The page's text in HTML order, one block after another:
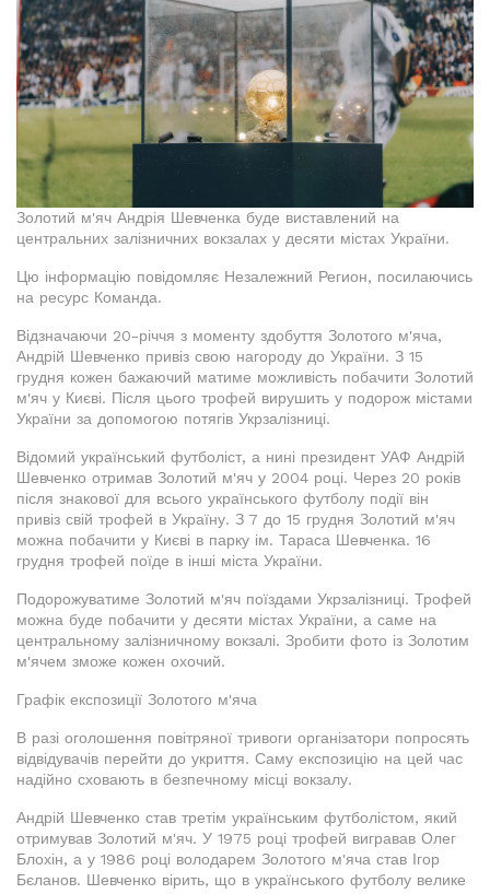
Золотий м'яч Андрія Шевченка буде виставлений на
центральних залізничних вокзалах у десяти містах України.
Цю інформацію повідомляє Незалежний Регион, посилаючись
на ресурс Команда.
Відзначаючи 20-річчя з моменту здобуття Золотого м'яча,
Андрій Шевченко привіз свою нагороду до України. З 15
грудня кожен бажаючий матиме можливість побачити Золотий
м'яч у Києві. Після цього трофей вирушить у подорож містами
України за допомогою потягів Укрзалізниці.
Відомий український футболіст, а нині президент УАФ Андрій
Шевченко отримав Золотий м'яч у 2004 році. Через 20 років
після знакової для всього українського футболу події він
привіз свій трофей в Україну. З 7 до 15 грудня Золотий м'яч
можна побачити у Києві в парку ім. Тараса Шевченка. 16
грудня трофей поїде в інші міста України.
Подорожуватиме Золотий м'яч поїздами Укрзалізниці. Трофей
можна буде побачити у десяти містах України, а саме на
центральному залізничному вокзалі. Зробити фото із Золотим
м'ячем зможе кожен охочий.
Графік експозиції Золотого м'яча
В разі оголошення повітряної тривоги організатори попросять
відвідувачів перейти до укриття. Саму експозицію на цей час
надійно сховають в безпечному місці вокзалу.
Андрій Шевченко став третім українським футболістом, який
отримував Золотий м'яч. У 1975 році трофей вигравав Олег
Блохін, а у 1986 році володарем Золотого м'яча став Ігор
Бєланов. Шевченко вірить, що в українського футболу велике